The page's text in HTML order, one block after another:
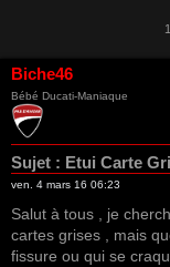
Biche46
Bébé Ducati-Maniaque
Sujet : Etui Carte
ven. 4 mars 16 06:23
Salut à tous , je
cartes grises , mais
fissure ou qui se